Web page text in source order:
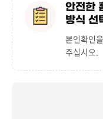
안전한
방식 선
본인확인
주십시오.